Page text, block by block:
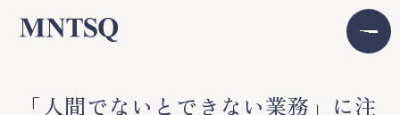
「人間でないとできない業務」に注